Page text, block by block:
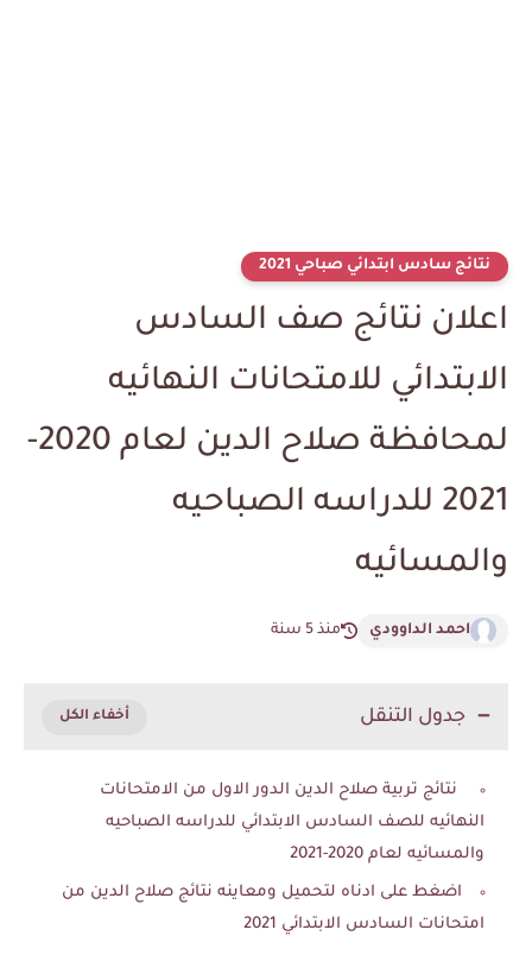
نتائج سادس ابتدائي صباحي 2021
اعلان نتائج صف السادس
الابتدائي للامتحانات النهائيه
لمحافظة صلاح الدين لعام 2020-
2021 للدراسه الصباحيه
والمسائيه
احمد الداوودي منذ 5 سنة
جدول التنقل
نتائج تربية صلاح الدين الدور الاول من الامتحانات
النهائيه للصف السادس الابتدائي للدراسه الصباحيه
والمسائيه لعام 2020-2021
اضغط على ادناه لتحميل ومعاينه نتائج صلاح الدين من
امتحانات السادس الابتدائي 2021